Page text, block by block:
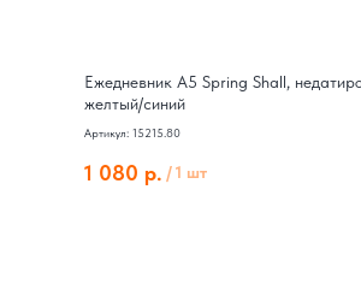
Ежедневник А5 Spring Shall,
желтый/синий
Артикул: 15215.80
1 080 р. /1 шт